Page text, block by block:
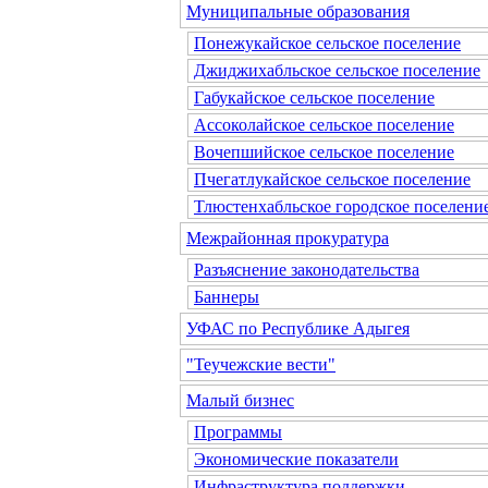
Муниципальные образования
Понежукайское сельское поселение
Джиджихабльское сельское поселение
Габукайское сельское поселение
Ассоколайское сельское поселение
Вочепшийское сельское поселение
Пчегатлукайское сельское поселение
Тлюстенхабльское городское
Межрайонная прокуратура
Разъяснение законодательства
Баннеры
УФАС по Республике Адыгея
"Теучежские вести"
Малый бизнес
Программы
Экономические показатели